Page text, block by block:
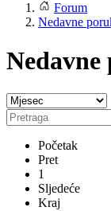
Forum
Nedavne
Nedavne
Početak
Pret
1
Sljedeće
Kraj